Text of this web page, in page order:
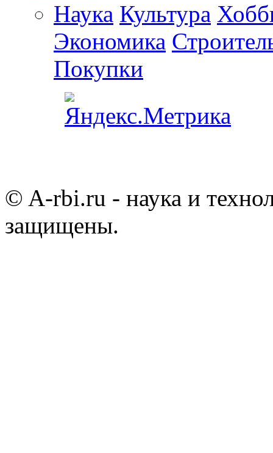
Наука Культура
Экономика
Покупки
© A-rbi.ru - наука и
защищены.